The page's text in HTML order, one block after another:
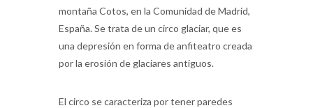
montaña Cotos, en la Comunidad de Madrid,
España. Se trata de un circo glaciar, que es
una depresión en forma de anfiteatro creada
por la erosión de glaciares antiguos.
El circo se caracteriza por tener paredes